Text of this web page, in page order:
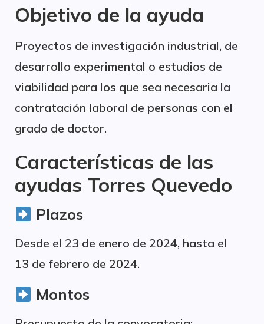
Objetivo de la ayuda
Proyectos de investigación industrial, de
desarrollo experimental o estudios de
viabilidad para los que sea necesaria la
contratación laboral de personas con el
grado de doctor.
Características de las
ayudas Torres Quevedo
Plazos
Desde el 23 de enero de 2024, hasta el
13 de febrero de 2024.
Montos